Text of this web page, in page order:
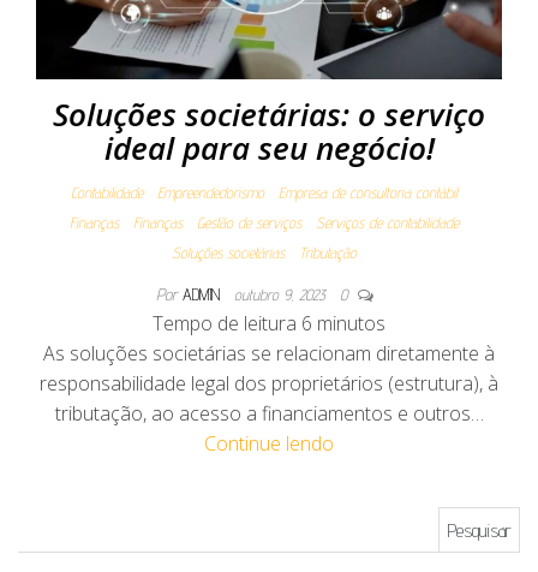
Soluções societárias: o serviço
ideal para seu negócio!
Contabilidade Empreendedorismo
Empresa de consultoria contábil
Finanças
Finanças Gestão de serviços
Serviços de contabilidade
Soluções societárias
Tributação
Por ADMIN outubro 9, 2023 0
Tempo de leitura 6 minutos
As soluções societárias se relacionam diretamente à
responsabilidade legal dos proprietários (estrutura), à
tributação, ao acesso a financiamentos e outros…
Continue lendo